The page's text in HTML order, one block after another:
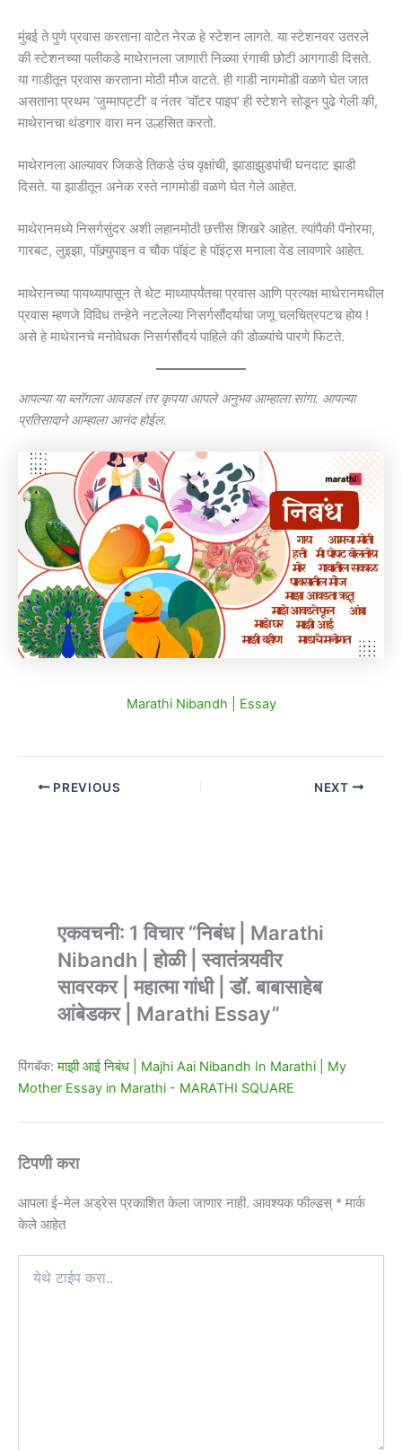
मुंबई ते पुणे प्रवास करताना वाटेत नेरळ हे स्टेशन लागते. या स्टेशनवर उतरले
की स्टेशनच्या पलीकडे माथेरानला जाणारी निळ्या रंगाची छोटी आगगाडी दिसते.
या गाडीतून प्रवास करताना मोठी मौज वाटते. ही गाडी नागमोडी वळणे घेत जात
असताना प्रथम ‘जुम्मापट्टी’ व नंतर ‘वॉटर पाइप’ ही स्टेशने सोडून पुढे गेली की,
माथेरानचा थंडगार वारा मन उल्हसित करतो.
माथेरानला आल्यावर जिकडे तिकडे उंच वृक्षांची, झाडाझुडपांची घनदाट झाडी
दिसते. या झाडीतून अनेक रस्ते नागमोडी वळणे घेत गेले आहेत.
माथेरानमध्ये निसर्गसुंदर अशी लहानमोठी छत्तीस शिखरे आहेत. त्यांपैकी पॅनोरमा,
गारबट, लुइझा, पॉक्र्युपाइन व चौक पॉइंट हे पॉइंट्स मनाला वेड लावणारे आहेत.
माथेरानच्या पायथ्यापासून ते थेट माथ्यापर्यंतचा प्रवास आणि प्रत्यक्ष माथेरानमधील
प्रवास म्हणजे विविध तन्हेने नटलेल्या निसर्गसौंदर्याचा जणू चलचित्रपटच होय !
असे हे माथेरानचे मनोवेधक निसर्गसौंदर्य पाहिले की डोळ्यांचे पारणे फिटते.
आपल्या या ब्लॉगला आवडलं तर कृपया आपले अनुभव आम्हाला सांगा. आपल्या
प्रतिसादाने आम्हाला आनंद होईल.
Marathi Nibandh | Essay
PREVIOUS NEXT
एकवचनी: 1 विचार “निबंध | Marathi
Nibandh | होळी | स्वातंत्र्यवीर
सावरकर | महात्मा गांधी | डॉ. बाबासाहेब
आंबेडकर | Marathi Essay”
पिंगबॅक:माझी आई निबंध | Majhi Aai Nibandh In Marathi | My
Mother Essay in Marathi - MARATHI SQUARE
टिपणी करा
आपला ई-मेल अड्रेस प्रकाशित केला जाणार नाही. आवश्यक फील्डस् * मार्क
केले आहेत
टाईप